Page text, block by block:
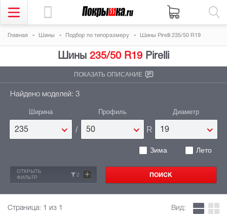
Главная Шины Подбор по типоразмеру Шины Pirelli 235/50 R19
Шины 235/50 R19 Pirelli
ПОКАЗАТЬ ОПИСАНИЕ
Найдено моделей: 3
Ширина
235 /
Профиль
50 R
Диаметр
19
Зима Лето
ОТКРЫТЬ
ФИЛЬТР
2 +
Страница: 1 из 1 Вид: